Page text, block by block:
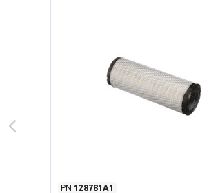
PN 128781A1